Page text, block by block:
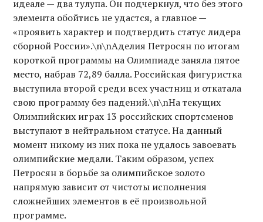
идеале — два тулупа. Он подчеркнул, что без этого
элемента обойтись не удастся, а главное —
«проявить характер и подтвердить статус лидера
сборной России».\n\nАделия Петросян по итогам
короткой программы на Олимпиаде заняла пятое
место, набрав 72,89 балла. Российская фигуристка
выступила второй среди всех участниц и откатала
свою программу без падений.\n\nНа текущих
Олимпийских играх 13 российских спортсменов
выступают в нейтральном статусе. На данный
момент никому из них пока не удалось завоевать
олимпийские медали. Таким образом, успех
Петросян в борьбе за олимпийское золото
напрямую зависит от чистоты исполнения
сложнейших элементов в её произвольной
программе.